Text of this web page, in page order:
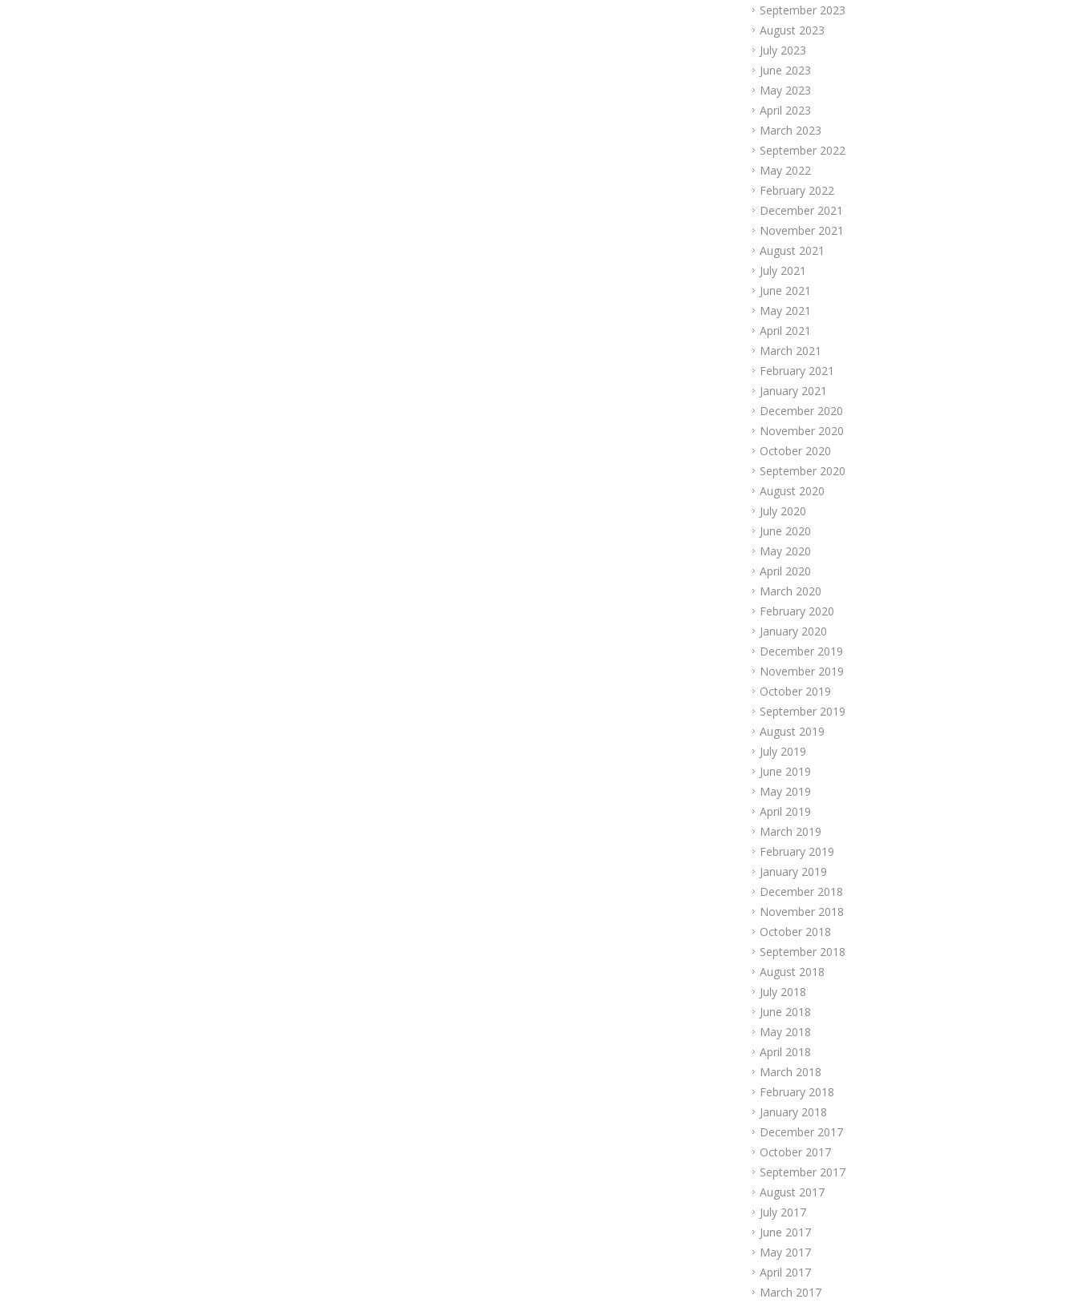
September 2023
August 2023
July 2023
June 2023
May 2023
April 2023
March 2023
September 2022
May 2022
February 2022
December 2021
November 2021
August 2021
July 2021
June 2021
May 2021
April 2021
March 2021
February 2021
January 2021
December 2020
November 2020
October 2020
September 2020
August 2020
July 2020
June 2020
May 2020
April 2020
March 2020
February 2020
January 2020
December 2019
November 2019
October 2019
September 2019
August 2019
July 2019
June 2019
May 2019
April 2019
March 2019
February 2019
January 2019
December 2018
November 2018
October 2018
September 2018
August 2018
July 2018
June 2018
May 2018
April 2018
March 2018
February 2018
January 2018
December 2017
October 2017
September 2017
August 2017
July 2017
June 2017
May 2017
April 2017
March 2017